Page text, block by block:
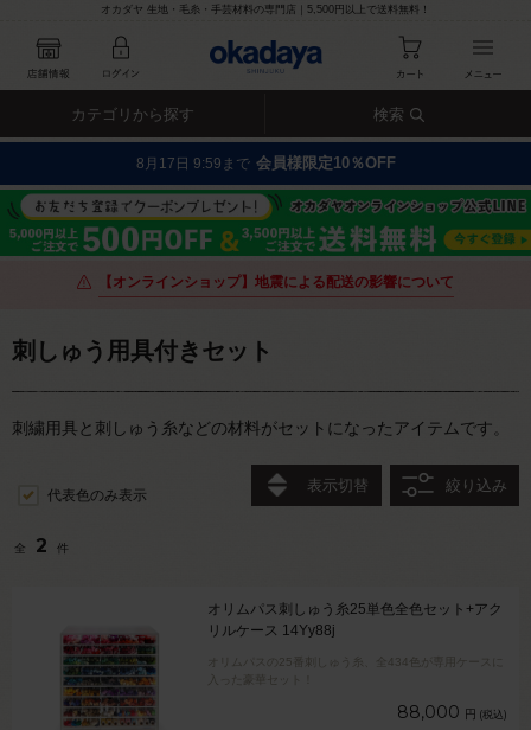
オカダヤ 生地・毛糸・手芸材料の専門店｜5,500円以上で送料無料！
カテゴリから探す 検索
8月17日 9:59まで 会員様限定10％OFF
【オンラインショップ】地震による配送の影響について
刺しゅう用具付きセット
刺繍用具と刺しゅう糸などの材料がセットになったアイテムです。
代表色のみ表示
表示切替 絞り込み
全 2 件
オリムパス刺しゅう糸25単色全色セット+アク
リルケース 14Yy88j
オリムパスの25番刺しゅう糸、全434色が専用ケースに
入った豪華セット！
88,000 円 (税込)